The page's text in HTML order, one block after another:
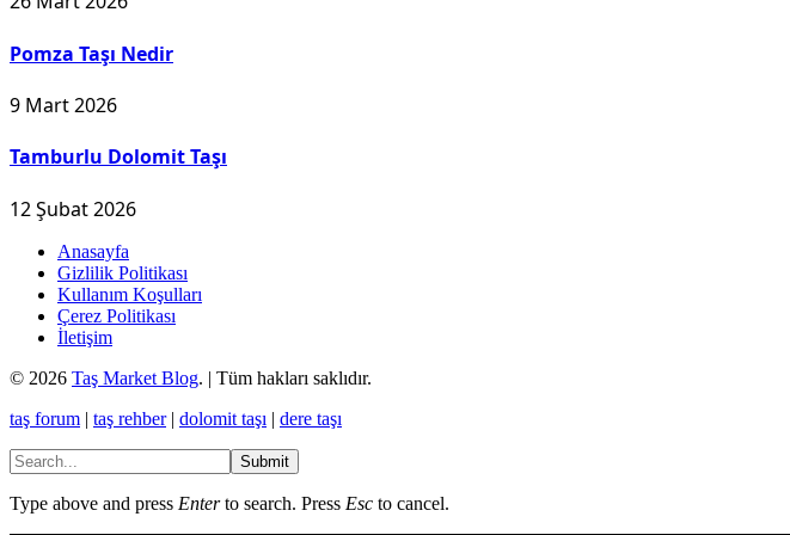
Pomza Taşı Nedir
9 Mart 2026
Tamburlu Dolomit Taşı
12 Şubat 2026
Anasayfa
Gizlilik Politikası
Kullanım Koşulları
Çerez Politikası
İletişim
© 2026 Taş Market Blog. | Tüm hakları saklıdır.
taş forum | taş rehber| dolomit taşı | dere taşı
Submit
Type above and press Enterto search. Press Esc to cancel.